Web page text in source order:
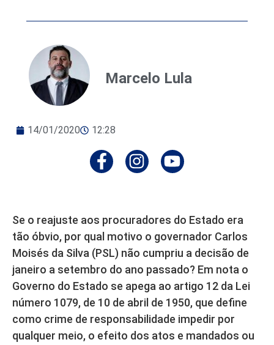
Marcelo Lula
14/01/2020 12:28
Se o reajuste aos procuradores do Estado era
tão óbvio, por qual motivo o governador Carlos
Moisés da Silva (PSL) não cumpriu a decisão de
janeiro a setembro do ano passado? Em nota o
Governo do Estado se apega ao artigo 12 da Lei
número 1079, de 10 de abril de 1950, que define
como crime de responsabilidade impedir por
qualquer meio, o efeito dos atos e mandados ou